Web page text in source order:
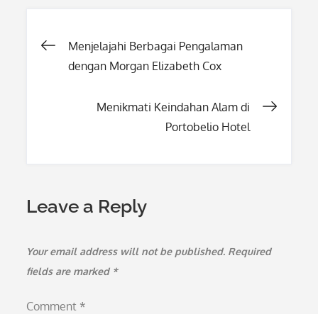
Post
Menjelajahi Berbagai Pengalaman
dengan Morgan Elizabeth Cox
Menikmati Keindahan Alam di
Portobelio Hotel
Leave a Reply
Your email address will not be published. Required
fields are marked *
Comment *